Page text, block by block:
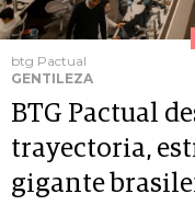
btg Pactual
GENTILEZA
BTG Pactual
trayectoria,
gigante